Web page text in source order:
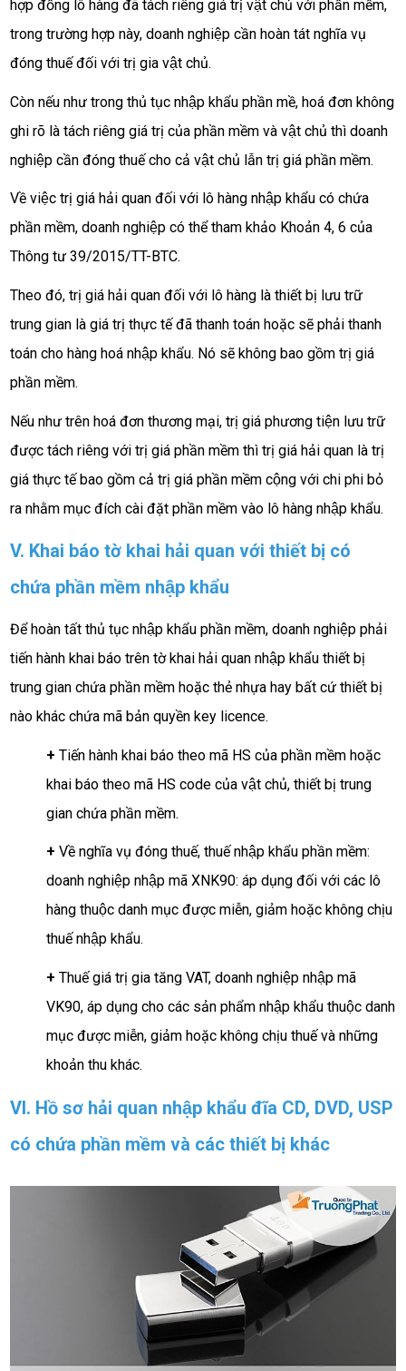
hợp đồng lô hàng đã tách riêng giá trị vật chủ với phần mềm,
trong trường hợp này, doanh nghiệp cần hoàn tát nghĩa vụ
đóng thuế đối với trị gia vật chủ.
Còn nếu như trong thủ tục nhập khẩu phần mề, hoá đơn không
ghi rõ là tách riêng giá trị của phần mềm và vật chủ thì doanh
nghiệp cần đóng thuế cho cả vật chủ lẫn trị giá phần mềm.
Về việc trị giá hải quan đối với lô hàng nhập khẩu có chứa
phần mềm, doanh nghiệp có thể tham khảo Khoản 4, 6 của
Thông tư 39/2015/TT-BTC.
Theo đó, trị giá hải quan đối với lô hàng là thiết bị lưu trữ
trung gian là giá trị thực tế đã thanh toán hoặc sẽ phải thanh
toán cho hàng hoá nhập khẩu. Nó sẽ không bao gồm trị giá
phần mềm.
Nếu như trên hoá đơn thương mại, trị giá phương tiện lưu trữ
được tách riêng với trị giá phần mềm thì trị giá hải quan là trị
giá thực tế bao gồm cả trị giá phần mềm cộng với chi phi bỏ
ra nhằm mục đích cài đặt phần mềm vào lô hàng nhập khẩu.
V. Khai báo tờ khai hải quan với thiết bị có
chứa phần mềm nhập khẩu
Để hoàn tất thủ tục nhập khẩu phần mềm, doanh nghiệp phải
tiến hành khai báo trên tờ khai hải quan nhập khẩu thiết bị
trung gian chứa phần mềm hoặc thẻ nhựa hay bất cứ thiết bị
nào khác chứa mã bản quyền key licence.
+Tiến hành khai báo theo mã HS của phần mềm hoặc
khai báo theo mã HS code của vật chủ, thiết bị trung
gian chứa phần mềm.
+ Về nghĩa vụ đóng thuế, thuế nhập khẩu phần mềm:
doanh nghiệp nhập mã XNK90: áp dụng đối với các lô
hàng thuộc danh mục được miễn, giảm hoặc không chịu
thuế nhập khẩu.
+ Thuế giá trị gia tăng VAT, doanh nghiệp nhập mã
VK90, áp dụng cho các sản phẩm nhập khẩu thuộc danh
mục được miễn, giảm hoặc không chịu thuế và những
khoản thu khác.
VI. Hồ sơ hải quan nhập khẩu đĩa CD, DVD, USP
có chứa phần mềm và các thiết bị khác